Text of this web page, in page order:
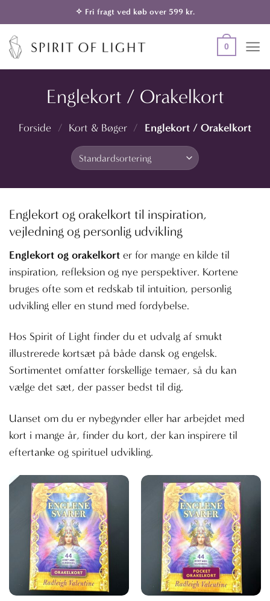
til
indhold
✧ Fri fragt ved køb over 599 kr.
0
Englekort / Orakelkort
Forside / Kort & Bøger / Englekort / Orakelkort
Englekort og orakelkort til inspiration,
vejledning og personlig udvikling
Englekort og orakelkort er for mange en kilde til
inspiration, refleksion og nye perspektiver. Kortene
bruges ofte som et redskab til intuition, personlig
udvikling eller en stund med fordybelse.
Hos Spirit of Light finder du et udvalg af smukt
illustrerede kortsæt på både dansk og engelsk.
Sortimentet omfatter forskellige temaer, så du kan
vælge det sæt, der passer bedst til dig.
Uanset om du er nybegynder eller har arbejdet med
kort i mange år, finder du kort, der kan inspirere til
eftertanke og spirituel udvikling.